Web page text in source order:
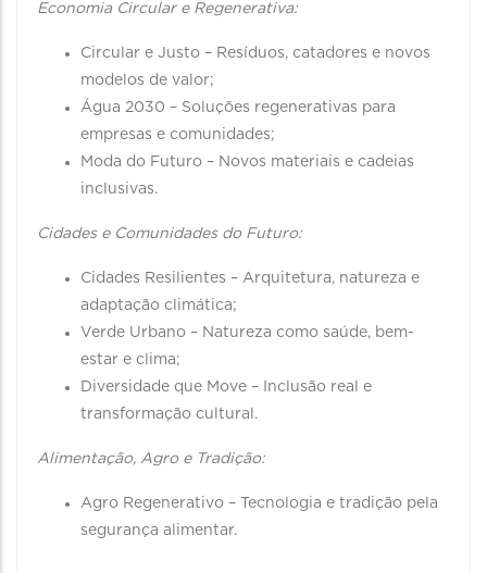
Economia Circular e Regenerativa:
Circular e Justo – Resíduos, catadores e novos
modelos de valor;
Água 2030 – Soluções regenerativas para
empresas e comunidades;
Moda do Futuro – Novos materiais e cadeias
inclusivas.
Cidades e Comunidades do Futuro:
Cidades Resilientes – Arquitetura, natureza e
adaptação climática;
Verde Urbano – Natureza como saúde, bem-
estar e clima;
Diversidade que Move – Inclusão real e
transformação cultural.
Alimentação, Agro e Tradição:
Agro Regenerativo – Tecnologia e tradição pela
segurança alimentar.